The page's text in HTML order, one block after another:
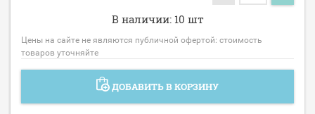
В наличии: 10 шт
Цены на сайте не являются публичной офертой: стоимость
товаров уточняйте
ДОБАВИТЬ В КОРЗИНУ